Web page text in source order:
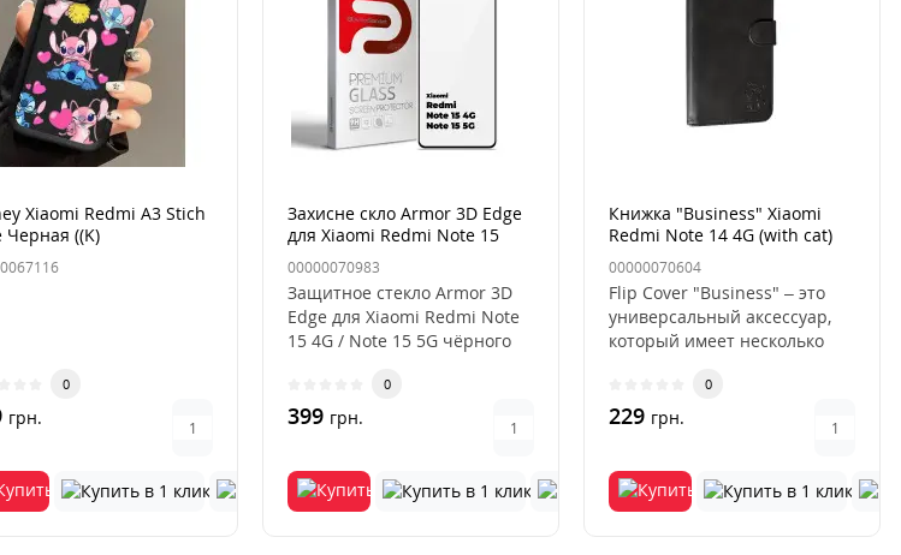
Xiaomi Redmi A3 Stich
Черная ((K)
0
грн.
Захисне скло Armor 3D Edge
для Xiaomi Redmi Note 15
4G/Note15 5G Чёрный
00000070983
Защитное стекло Armor 3D
Edge для Xiaomi Redmi Note
15 4G / Note 15 5G чёрного
0
399 грн.
Книжка "Business" Xiaomi
Redmi Note 14 4G (with cat)
00000070604
Flip Cover "Business" – это
универсальный аксессуар,
который имеет несколько
0
229 грн.